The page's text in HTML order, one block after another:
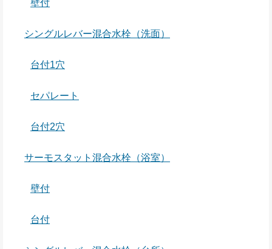
壁付
シングルレバー混合水栓（洗面）
台付1穴
セパレート
台付2穴
サーモスタット混合水栓（浴室）
壁付
台付